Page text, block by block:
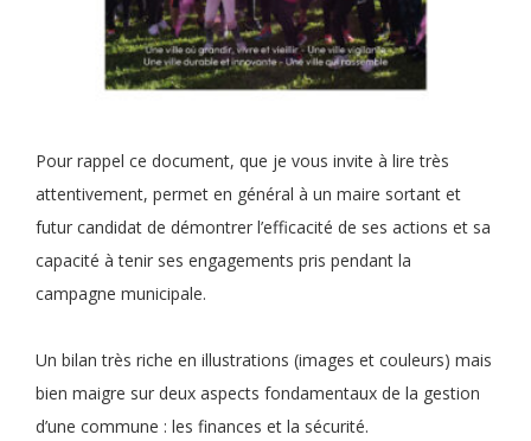
Pour rappel ce document, que je vous invite à lire très
attentivement, permet en général à un maire sortant et
futur candidat de démontrer l’efficacité de ses actions et sa
capacité à tenir ses engagements pris pendant la
campagne municipale.
Un bilan très riche en illustrations (images et couleurs) mais
bien maigre sur deux aspects fondamentaux de la gestion
d’une commune : les finances et la sécurité.